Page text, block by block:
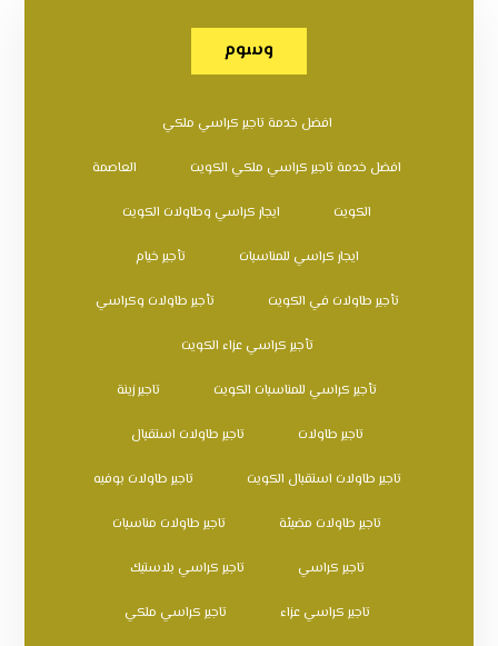
وسوم
افضل خدمة تاجير كراسي ملكي
افضل خدمة تاجير كراسي ملكي الكويت العاصمة
الكويت ايجار كراسي وطاولات الكويت
ايجار كراسي للمناسبات تأجير خيام
تأجير طاولات في الكويت تأجير طاولات وكراسي
تأجير كراسي عزاء الكويت
تأجير كراسي للمناسبات الكويت تاجير زينة
تاجير طاولات تاجير طاولات استقبال
تاجير طاولات استقبال الكويت تاجير طاولات بوفيه
تاجير طاولات مضيئة تاجير طاولات مناسبات
تاجير كراسي تاجير كراسي بلاستيك
تاجير كراسي عزاء تاجير كراسي ملكي